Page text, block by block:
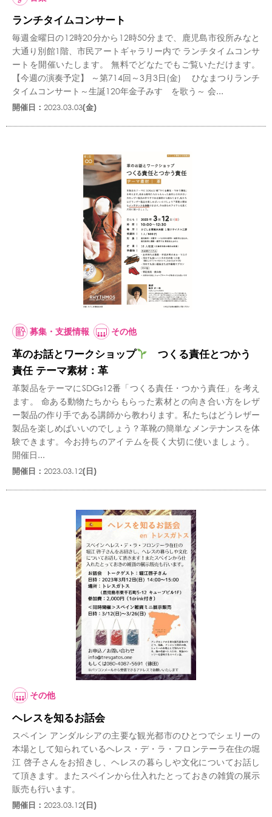
ランチタイムコンサート
毎週金曜日の12時20分から12時50分まで、鹿児島市役所みなと
大通り別館1階、市民アートギャラリー内で ランチタイムコンサ
ートを開催いたします。 無料でどなたでもご覧いただけます。
【今週の演奏予定】 ～第714回～3月3日(金) ひなまつりランチ
タイムコンサート～生誕120年金子みすゞを歌う～ 会...
開催日： 2023.03.03(金)
募集・支援情報 その他
革のお話とワークショップ
つくる責任とつかう
責任 テーマ素材：革
革製品をテーマにSDGs12番「つくる責任・つかう責任」を考え
ます。 命ある動物たちからもらった素材との向き合い方をレザ
ー製品の作り手である講師から教わります。私たちはどうレザー
製品を楽しめばいいのでしょう？革靴の簡単なメンテナンスを体
験できます。今お持ちのアイテムを長く大切に使いましょう。
開催日...
開催日： 2023.03.12(日)
その他
ヘレスを知るお話会
スペイン アンダルシアの主要な観光都市のひとつでシェリーの
本場として知られているヘレス・デ・ラ・フロンテーラ在住の堀
江 啓子さんをお招きし、ヘレスの暮らしや文化についてお話し
て頂きます。またスペインから仕入れたとっておきの雑貨の展示
販売も行います。
開催日： 2023.03.12(日)